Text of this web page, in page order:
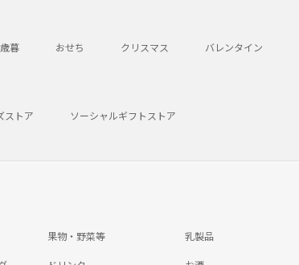
暮 おせち クリスマス バレンタイン
ストア ソーシャルギフトストア
果物・野菜等 乳製品